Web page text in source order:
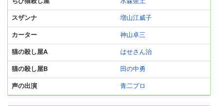
スザンナ 増山江威子
カーター 神山卓三
猫の殺し屋A はせさん治
猫の殺し屋B 田の中勇
声の出演 青二プロ